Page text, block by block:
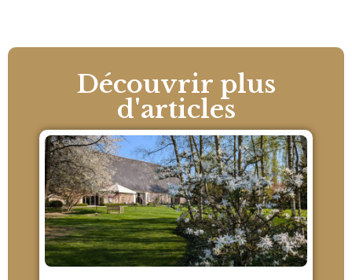
Découvrir plus
d'articles